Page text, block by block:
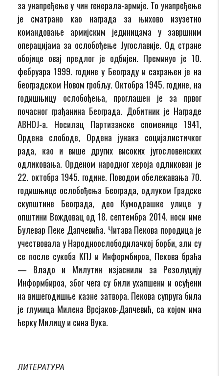
за унапређење у чин генерала-армије. То унапређење
је сматрано као награда за њихово изузетно
командовање армијским јединицама у завршним
операцијама за ослобођење Југославије. Од стране
обојице овај предлог је одбијен. Преминуо је 10.
фебруара 1999. године у Београду и сахрањен је на
београдском Новом гробљу. Октобра 1945. године, на
годишњицу ослобођења, проглашен је за првог
почасног грађанина Београда. Добитник је Награде
АВНОЈ-а. Носилац Партизанске споменице 1941,
Ордена слободе, Ордена јунака социјалистичког
рада, као и више других високих југословенских
одликовања. Орденом народног хероја одликован је
22. октобра 1945. године. Поводом обележавања 70.
годишњице ослобођења Београда, одлуком Градске
скупштине Београда, део Кумодрашке улице у
општини Вождовац од 18. септембра 2014. носи име
Булевар Пеке Дапчевића. Читава Пекова породица је
учествовала у Народноослободилачкој борби, али су
се после сукоба КПЈ и Информбироа, Пекова браћа
— Владо и Милутин изјаснили за Резолуцију
Информбироа, због чега су били ухапшени и осуђени
на вишегодишње казне затвора. Пекова супруга била
је глумица Милена Врсјаков-Дапчевић, са којом има
ћерку Милицу и сина Вука.
ЛИТЕРАТУРА